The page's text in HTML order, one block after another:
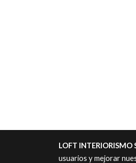
LOFT INTERIORISMO
usuarios y mejorar